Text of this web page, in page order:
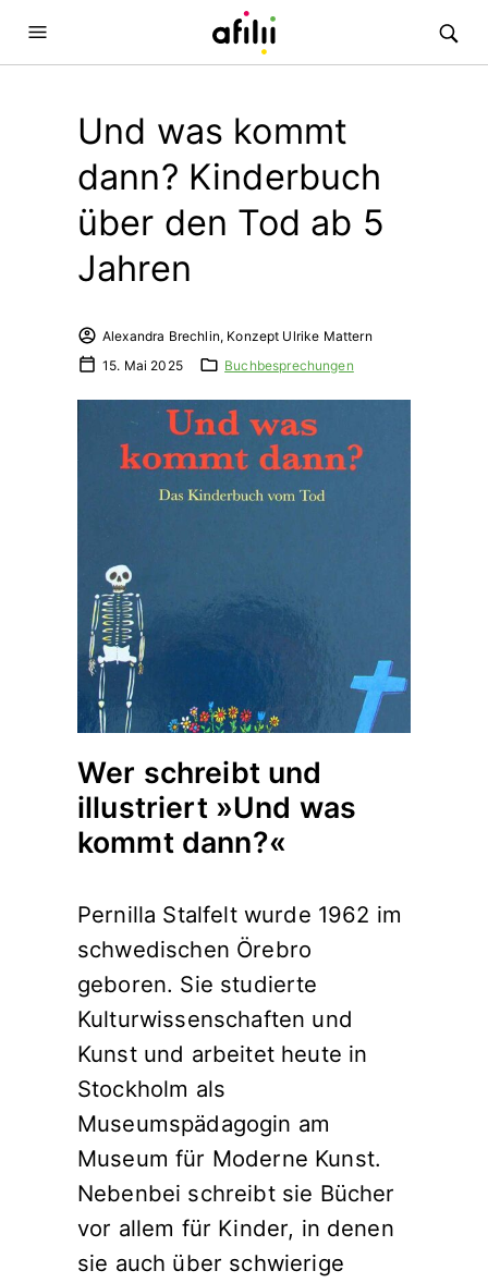
Und was kommt
dann? Kinderbuch
über den Tod ab 5
Jahren
Alexandra Brechlin, Konzept Ulrike Mattern
15. Mai 2025
Buchbesprechungen
Wer schreibt und
illustriert »Und was
kommt dann?«
Pernilla Stalfelt wurde 1962 im
schwedischen Örebro
geboren. Sie studierte
Kulturwissenschaften und
Kunst und arbeitet heute in
Stockholm als
Museumspädagogin am
Museum für Moderne Kunst.
Nebenbei schreibt sie Bücher
vor allem für Kinder, in denen
sie auch über schwierige